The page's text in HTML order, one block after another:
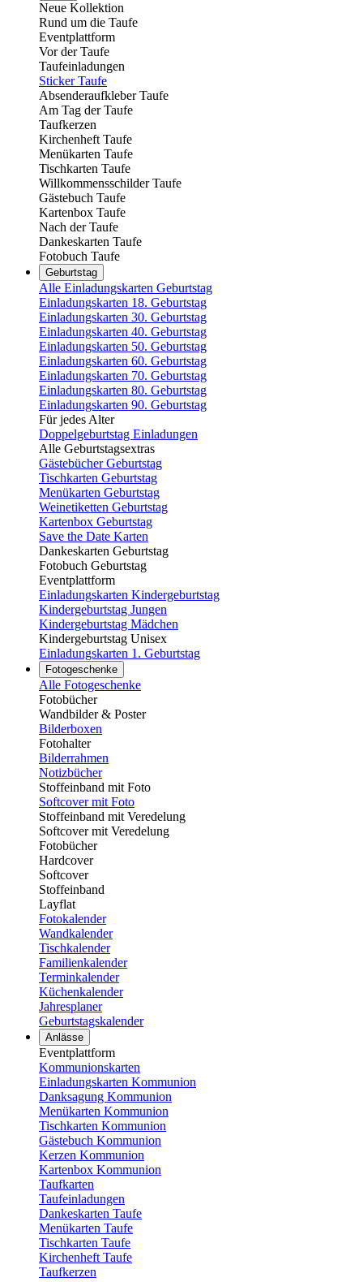
Neue Kollektion
Rund um die Taufe
Eventplattform
Vor der Taufe
Taufeinladungen
Sticker Taufe
Absenderaufkleber Taufe
Am Tag der Taufe
Taufkerzen
Kirchenheft Taufe
Menükarten Taufe
Tischkarten Taufe
Willkommensschilder Taufe
Gästebuch Taufe
Kartenbox Taufe
Nach der Taufe
Dankeskarten Taufe
Fotobuch Taufe
Geburtstag
Alle Einladungskarten Geburtstag
Einladungskarten 18. Geburtstag
Einladungskarten 30. Geburtstag
Einladungskarten 40. Geburtstag
Einladungskarten 50. Geburtstag
Einladungskarten 60. Geburtstag
Einladungskarten 70. Geburtstag
Einladungskarten 80. Geburtstag
Einladungskarten 90. Geburtstag
Für jedes Alter
Doppelgeburtstag Einladungen
Alle Geburtstagsextras
Gästebücher Geburtstag
Tischkarten Geburtstag
Menükarten Geburtstag
Weinetiketten Geburtstag
Kartenbox Geburtstag
Save the Date Karten
Dankeskarten Geburtstag
Fotobuch Geburtstag
Eventplattform
Einladungskarten Kindergeburtstag
Kindergeburtstag Jungen
Kindergeburtstag Mädchen
Kindergeburtstag Unisex
Einladungskarten 1. Geburtstag
Fotogeschenke
Alle Fotogeschenke
Fotobücher
Wandbilder & Poster
Bilderboxen
Fotohalter
Bilderrahmen
Notizbücher
Stoffeinband mit Foto
Softcover mit Foto
Stoffeinband mit Veredelung
Softcover mit Veredelung
Fotobücher
Hardcover
Softcover
Stoffeinband
Layflat
Fotokalender
Wandkalender
Tischkalender
Familienkalender
Terminkalender
Küchenkalender
Jahresplaner
Geburtstagskalender
Anlässe
Eventplattform
Kommunionskarten
Einladungskarten Kommunion
Danksagung Kommunion
Menükarten Kommunion
Tischkarten Kommunion
Gästebuch Kommunion
Kerzen Kommunion
Kartenbox Kommunion
Taufkarten
Taufeinladungen
Dankeskarten Taufe
Menükarten Taufe
Tischkarten Taufe
Kirchenheft Taufe
Taufkerzen